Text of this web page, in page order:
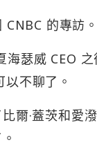
的專訪。
瑟威 CEO
不聊了。
爾·蓋茨和愛